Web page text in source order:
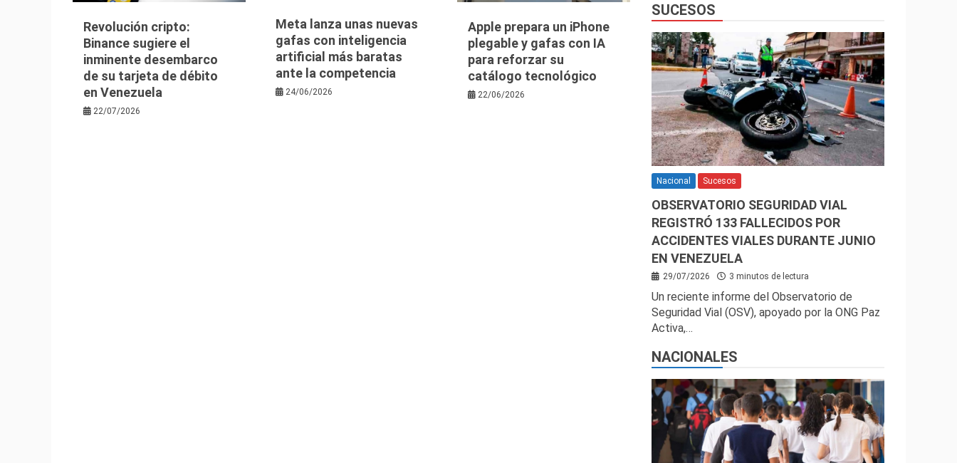
Revolución cripto:
Binance sugiere el
inminente desembarco
de su tarjeta de débito
en Venezuela
22/07/2026
Meta lanza unas nuevas
gafas con inteligencia
artificial más baratas
ante la competencia
24/06/2026
Apple prepara un iPhone
plegable y gafas con IA
para reforzar su
catálogo tecnológico
22/06/2026
SUCESOS
Nacional Sucesos
OBSERVATORIO SEGURIDAD VIAL
REGISTRÓ 133 FALLECIDOS POR
ACCIDENTES VIALES DURANTE JUNIO
EN VENEZUELA
29/07/2026 3 minutos de lectura
Un reciente informe del Observatorio de
Seguridad Vial (OSV), apoyado por la ONG Paz
Activa,…
NACIONALES